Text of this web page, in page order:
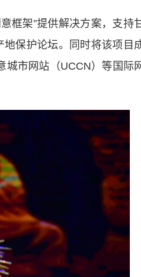
框架”提供解决方案，支持
地保护论坛。同时将该项目
城市网站（UCCN）等国际